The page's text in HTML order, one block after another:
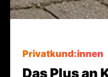
Privatkund:innen
Das Plus an